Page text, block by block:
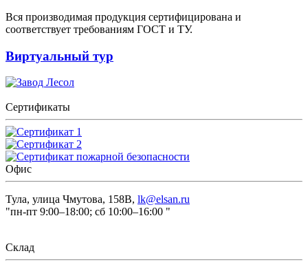
Вся производимая продукция сертифицирована и
соответствует требованиям ГОСТ и ТУ.
Виртуальный тур
Сертификаты
Офис
Тула, улица Чмутова, 158В, lk@elsan.ru
"пн-пт 9:00–18:00; сб 10:00–16:00 "
Склад